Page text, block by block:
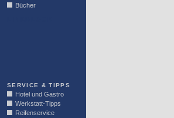
Bücher
SERVICE & TIPPS
Hotel und Gastro
Werkstatt-Tipps
Reifenservice